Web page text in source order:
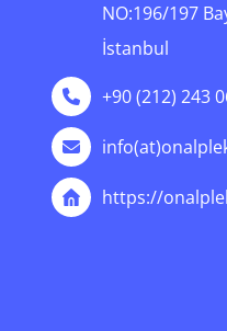
NO:196/197
İstanbul
+90 (212) 243
https://